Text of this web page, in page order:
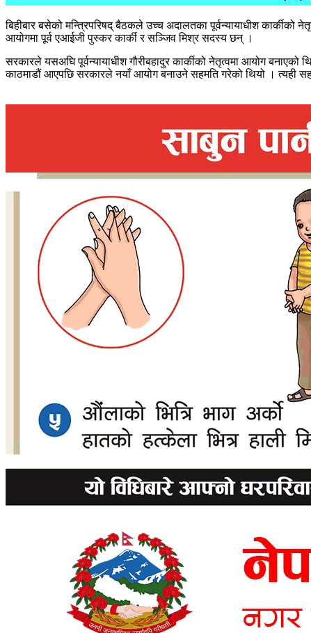
बिहीबार बसेको मन्त्रिपरिषद् बैठकले उच्च अदालतका पूर्वन्यायाधीश
आयोगमा पूर्व एआईजी पुस्कर कार्की र सञ्जिव मिश्र सदस्य छन् ।
सरकारले यसअघि पूर्वन्यायाधीश गौरीबहादुर कार्कीको नेतृत्वमा आयोग
काठमाडौं आएपछि सरकारले नयाँ आयोग बनाउने सहमति गरेको थियो । त्यही